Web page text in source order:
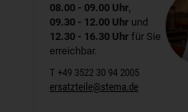
08.00 - 09.00 Uhr,
09.30 - 12.00 Uhr und
12.30 - 16.30 Uhr für Sie
erreichbar.
T +49 3522 30 94 2005
ersatzteile@stema.de